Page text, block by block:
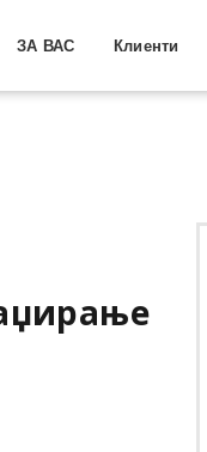
ЗА ВАС Клиенти